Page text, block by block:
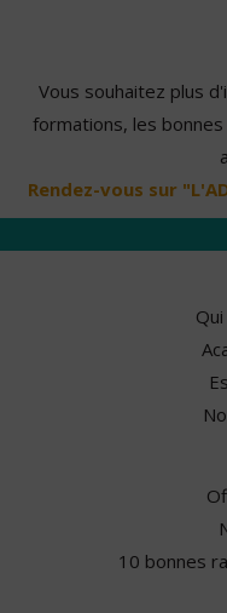
Vous souhaitez plus
formations, les
Rendez-vous sur
10 bonnes